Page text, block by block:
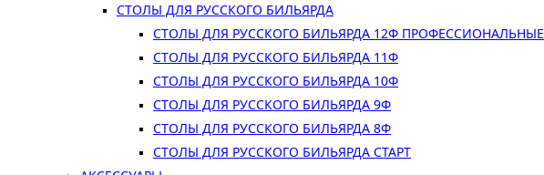
СТОЛЫ ДЛЯ РУССКОГО БИЛЬЯРДА
СТОЛЫ ДЛЯ РУССКОГО БИЛЬЯРДА 12Ф ПРОФЕССИОНАЛЬНЫЕ
СТОЛЫ ДЛЯ РУССКОГО БИЛЬЯРДА 11Ф
СТОЛЫ ДЛЯ РУССКОГО БИЛЬЯРДА 10Ф
СТОЛЫ ДЛЯ РУССКОГО БИЛЬЯРДА 9Ф
СТОЛЫ ДЛЯ РУССКОГО БИЛЬЯРДА 8Ф
СТОЛЫ ДЛЯ РУССКОГО БИЛЬЯРДА СТАРТ